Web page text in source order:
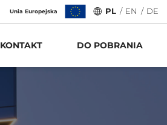
Unia Europejska PL / EN / DE
KONTAKT DO POBRANIA
# Tagi: PRODUKTY